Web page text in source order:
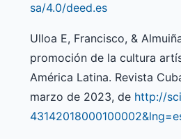
sa/4.0/deed.es
Ulloa E, Francisco, &
promoción de la cultura
América Latina. Revista
marzo de 2023, de http://